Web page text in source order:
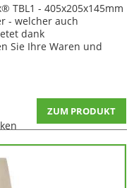
TBL1 - 405x205x145mm
- welcher auch
dank
Sie Ihre Waren und
ZUM PRODUKT